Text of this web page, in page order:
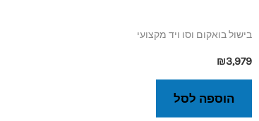
בישול בואקום וסו ויד מקצועי
₪3,979
הוספה לסל